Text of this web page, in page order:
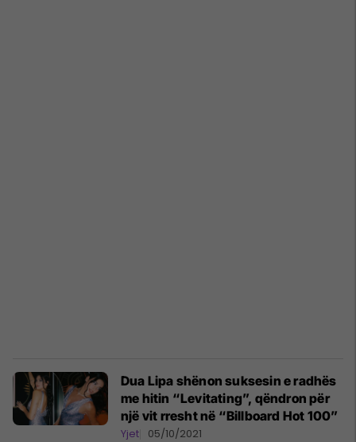
Dua Lipa shënon suksesin e radhës
me hitin “Levitating”, qëndron për
një vit rresht në “Billboard Hot 100”
Yjet 05/10/2021